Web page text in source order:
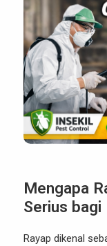
Mengapa
Serius bagi
Rayap dikenal